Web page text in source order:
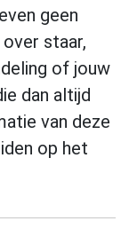
geen
staar,
of jouw
dan altijd
van deze
op het